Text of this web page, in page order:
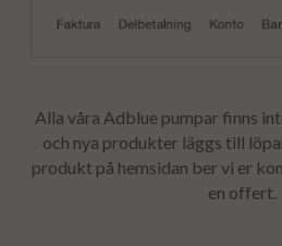
Alla våra Adblue pumparfinns
och nya produkter läggs till
produkt på hemsidan ber vi er
en offert.